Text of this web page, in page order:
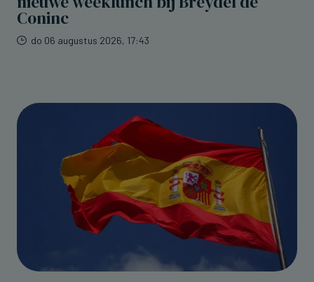
Coninc
do 06 augustus 2026, 17:43